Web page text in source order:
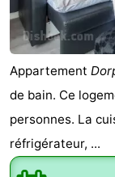
Musées
-
Monuments
-
Points
de
vue
Attractions
-
Terrains
-
Appartement
de bain. Ce
personnes. La
réfrigérateur, ...